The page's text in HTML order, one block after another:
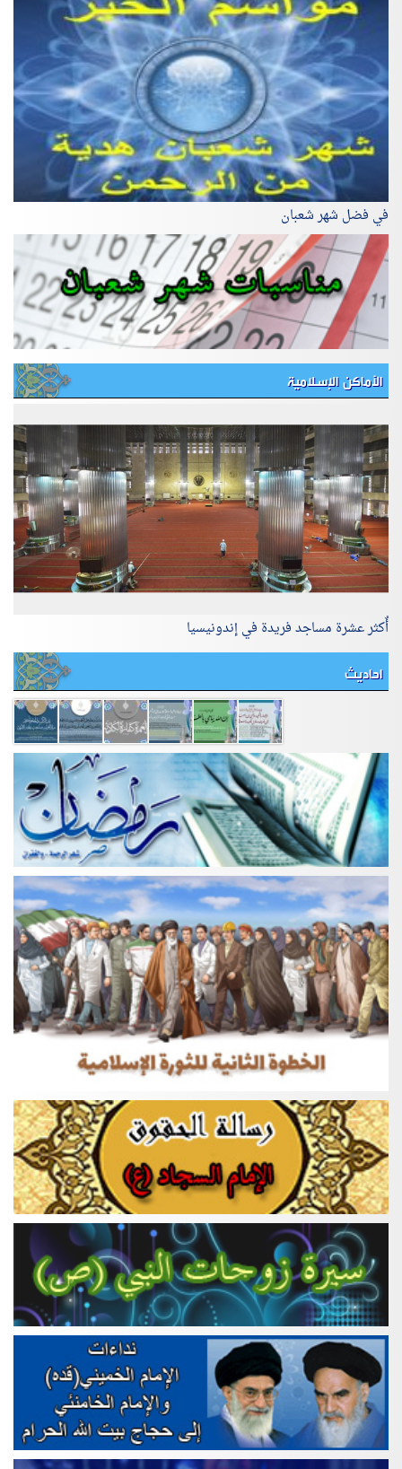
في فضل شهر شعبان
الأماكن الإسلامية
أٌكثر عشرة مساجد فريدة في إندونيسيا
احاديث